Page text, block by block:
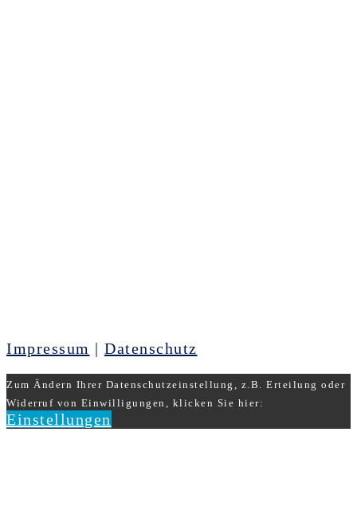
Impressum | Datenschutz
Zum Ändern Ihrer Datenschutzeinstellung, z.B. Erteilung oder
Widerruf von Einwilligungen, klicken Sie hier:
Einstellungen